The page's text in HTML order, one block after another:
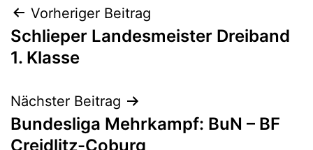
Beitragsnavigation
Vorheriger Beitrag
Schlieper Landesmeister Dreiband
1. Klasse
Nächster Beitrag
Bundesliga Mehrkampf: BuN – BF
Creidlitz-Coburg